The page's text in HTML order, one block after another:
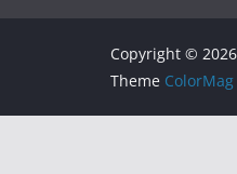
Copyright © 2026
Theme ColorMag